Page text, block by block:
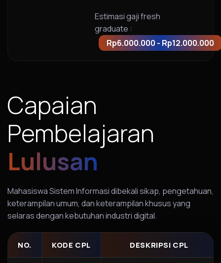
Estimasi gaji fresh
graduate :
Rp6.000.000 - Rp12.000.000
Capaian
Pembelajaran
Lulusan
Mahasiswa Sistem Informasi dibekali sikap, pengetahuan,
keterampilan umum, dan keterampilan khusus yang
selaras dengan kebutuhan industri digital.
NO. KODE CPL DESKRIPSI CPL